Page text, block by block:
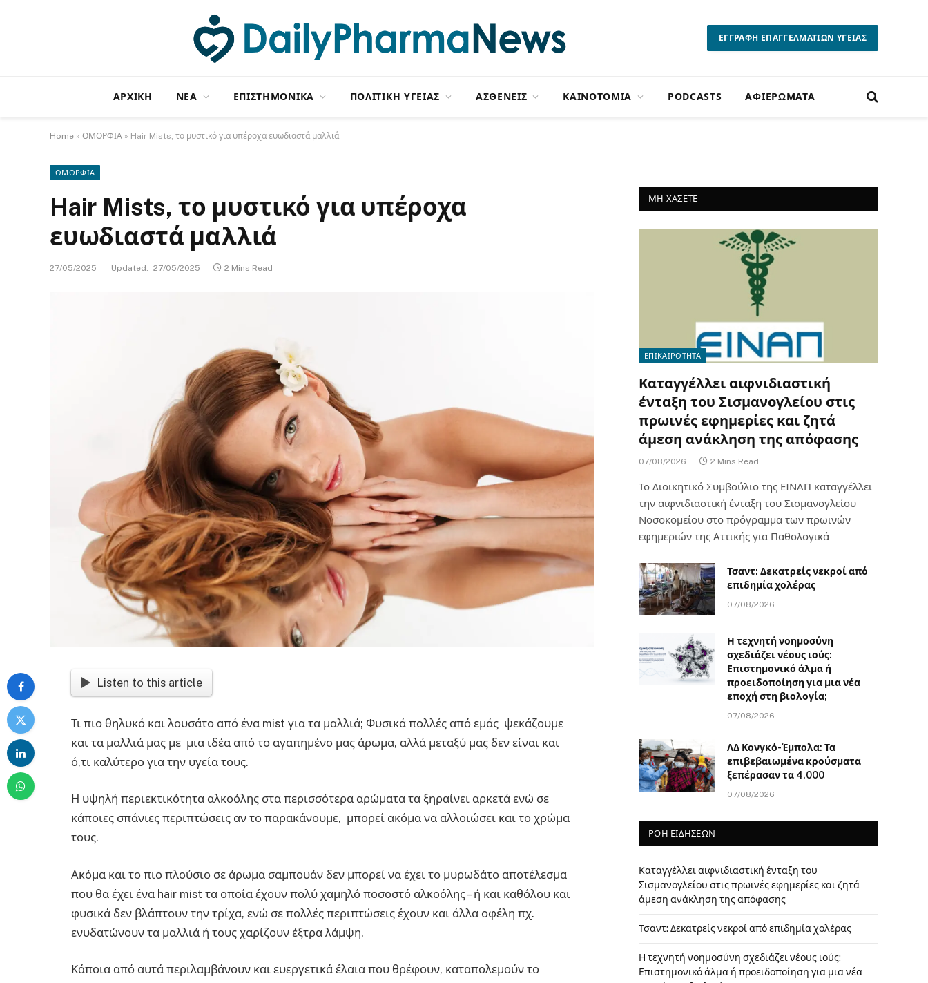
ΕΓΓΡΑΦΗ ΕΠΑΓΓΕΛΜΑΤΙΩΝ ΥΓΕΙΑΣ
ΑΡΧΙΚΗ NΕΑ ΕΠΙΣΤΗΜΟΝΙΚΑ ΠΟΛΙΤΙΚΗ ΥΓΕΙΑΣ ΑΣΘΕΝΕΙΣ ΚΑΙΝΟΤΟΜΙΑ PODCASTS ΑΦΙΕΡΩΜΑΤΑ
Home » ΟΜΟΡΦΙΑ » Hair Mists, το μυστικό για υπέροχα ευωδιαστά μαλλιά
ΟΜΟΡΦΙΑ
Hair Mists, το μυστικό για υπέροχα
ευωδιαστά μαλλιά
27/05/2025 Updated: 27/05/2025 2 Mins Read
Listen to this article
Τι πιο θηλυκό και λουσάτο από ένα mist για τα μαλλιά; Φυσικά πολλές από εμάς ψεκάζουμε
και τα μαλλιά μας με μια ιδέα από το αγαπημένο μας άρωμα, αλλά μεταξύ μας δεν είναι και
ό,τι καλύτερο για την υγεία τους.
Η υψηλή περιεκτικότητα αλκοόλης στα περισσότερα αρώματα τα ξηραίνει αρκετά ενώ σε
κάποιες σπάνιες περιπτώσεις αν το παρακάνουμε, μπορεί ακόμα να αλλοιώσει και το χρώμα
τους.
Ακόμα και το πιο πλούσιο σε άρωμα σαμπουάν δεν μπορεί να έχει το μυρωδάτο αποτέλεσμα
που θα έχει ένα hair mist τα οποία έχουν πολύ χαμηλό ποσοστό αλκοόλης – ή και καθόλου και
φυσικά δεν βλάπτουν την τρίχα, ενώ σε πολλές περιπτώσεις έχουν και άλλα οφέλη πχ.
ενυδατώνουν τα μαλλιά ή τους χαρίζουν έξτρα λάμψη.
Κάποια από αυτά περιλαμβάνουν και ευεργετικά έλαια που θρέφουν, καταπολεμούν το
ΜΗ ΧΑΣΕΤΕ
ΕΠΙΚΑΙΡΟΤΗΤΑ
Καταγγέλλει αιφνιδιαστική
ένταξη του Σισμανογλείου στις
πρωινές εφημερίες και ζητά
άμεση ανάκληση της απόφασης
07/08/2026 2 Mins Read
Το Διοικητικό Συμβούλιο της ΕΙΝΑΠ καταγγέλλει
την αιφνιδιαστική ένταξη του Σισμανογλείου
Νοσοκομείου στο πρόγραμμα των πρωινών
εφημεριών της Αττικής για Παθολογικά
Τσαντ: Δεκατρείς νεκροί από
επιδημία χολέρας
07/08/2026
Η τεχνητή νοημοσύνη
σχεδιάζει νέους ιούς:
Επιστημονικό άλμα ή
προειδοποίηση για μια νέα
εποχή στη βιολογία;
07/08/2026
ΛΔ Κονγκό-Έμπολα: Τα
επιβεβαιωμένα κρούσματα
ξεπέρασαν τα 4.000
07/08/2026
ΡΟΗ ΕΙΔΗΣΕΩΝ
Καταγγέλλει αιφνιδιαστική ένταξη του
Σισμανογλείου στις πρωινές εφημερίες και ζητά
άμεση ανάκληση της απόφασης
Τσαντ: Δεκατρείς νεκροί από επιδημία χολέρας
Η τεχνητή νοημοσύνη σχεδιάζει νέους ιούς:
Επιστημονικό άλμα ή προειδοποίηση για μια νέα